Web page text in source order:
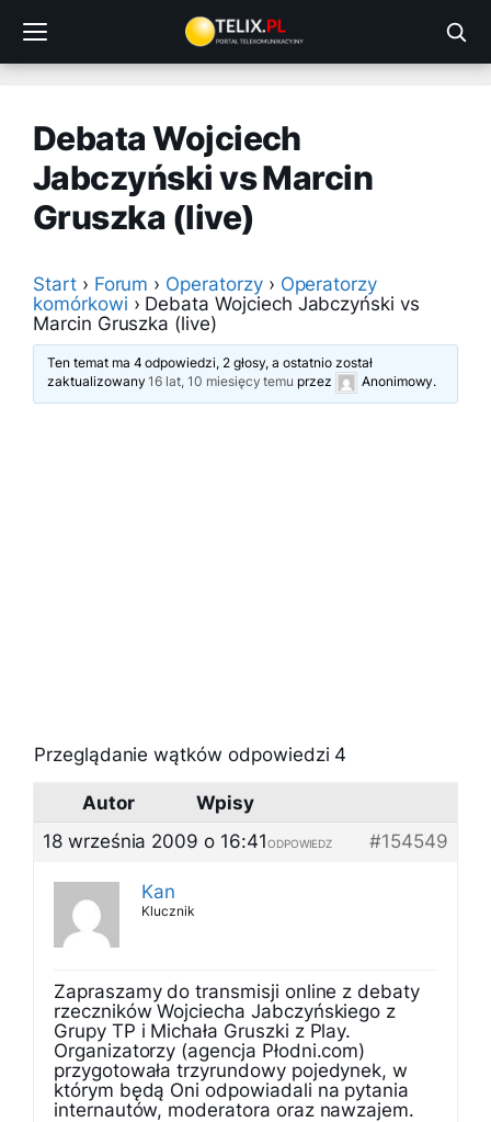
treści
Debata Wojciech
Jabczyński vs Marcin
Gruszka (live)
Start › Forum › Operatorzy › Operatorzy
komórkowi › Debata Wojciech Jabczyński vs
Marcin Gruszka (live)
Ten temat ma 4 odpowiedzi, 2 głosy, a ostatnio został
zaktualizowany16 lat, 10 miesięcy temu przez Anonimowy.
Przeglądanie wątków odpowiedzi 4
Autor
Wpisy
18 września 2009 o 16:41
#154549
ODPOWIEDZ
Kan
Klucznik
Zapraszamy do transmisji online z debaty
rzeczników Wojciecha Jabczyńskiego z
Grupy TP i Michała Gruszki z Play.
Organizatorzy (agencja Płodni.com)
przygotowała trzyrundowy pojedynek, w
którym będą Oni odpowiadali na pytania
internautów, moderatora oraz nawzajem.